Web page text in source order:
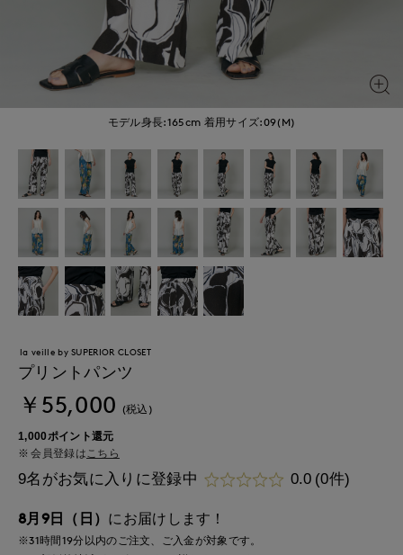
モデル身長:165cm 着用サイズ:09(M)
la veille by SUPERIOR CLOSET
プリントパンツ
￥55,000 (税込)
1,000ポイント還元
会員登録は こちら
9名がお気に入りに登録中 0.0 (0件)
8月9日（日） にお届けします！
※31時間19分以内のご注文、ご入金が対象です。